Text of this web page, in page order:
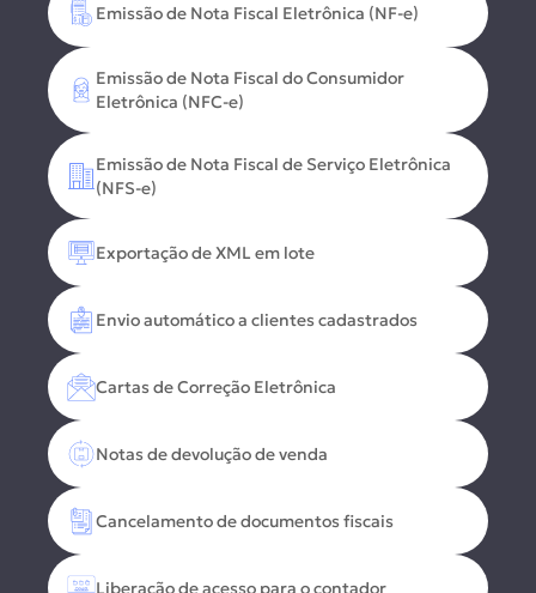
Emissão de Nota Fiscal Eletrônica (NF-e)
Emissão de Nota Fiscal do Consumidor
Eletrônica (NFC-e)
Emissão de Nota Fiscal de Serviço Eletrônica
(NFS-e)
Exportação de XML em lote
Envio automático a clientes cadastrados
Cartas de Correção Eletrônica
Notas de devolução de venda
Cancelamento de documentos fiscais
Liberação de acesso para o contador